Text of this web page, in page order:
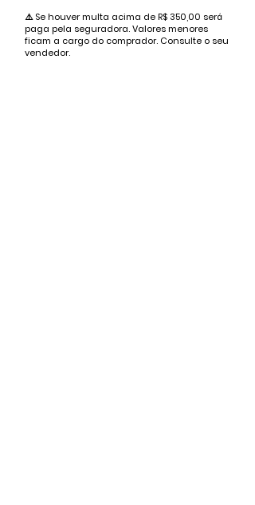
⚠️ Se houver multa acima de R$ 350,00 será
paga pela seguradora. Valores menores
ficam a cargo do comprador. Consulte o seu
vendedor.